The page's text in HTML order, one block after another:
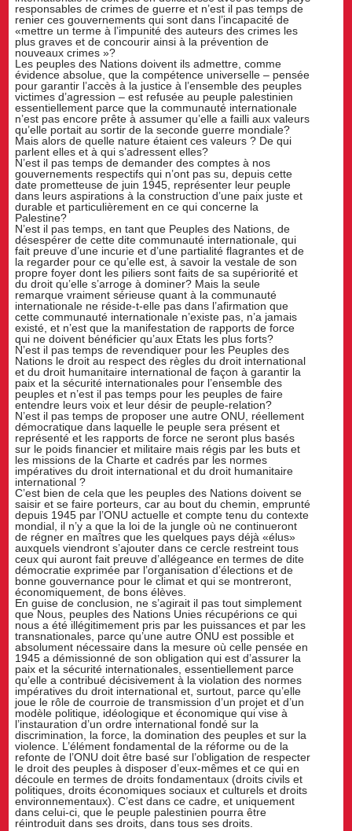
responsables de crimes de guerre et n’est il pas temps de
renier ces gouvernements qui sont dans l’incapacité de
«mettre un terme à l’impunité des auteurs des crimes les
plus graves et de concourir ainsi à la prévention de
nouveaux crimes »?
Les peuples des Nations doivent ils admettre, comme
évidence absolue, que la compétence universelle – pensée
pour garantir l’accès à la justice à l’ensemble des peuples
victimes d’agression – est refusée au peuple palestinien
essentiellement parce que la communauté internationale
n’est pas encore prête à assumer qu’elle a failli aux valeurs
qu’elle portait au sortir de la seconde guerre mondiale?
Mais alors de quelle nature étaient ces valeurs ? De qui
parlent elles et à qui s’adressent elles?
N’est il pas temps de demander des comptes à nos
gouvernements respectifs qui n’ont pas su, depuis cette
date prometteuse de juin 1945, représenter leur peuple
dans leurs aspirations à la construction d’une paix juste et
durable et particulièrement en ce qui concerne la
Palestine?
N’est il pas temps, en tant que Peuples des Nations, de
désespérer de cette dite communauté internationale, qui
fait preuve d’une incurie et d’une partialité flagrantes et de
la regarder pour ce qu’elle est, à savoir la vestale de son
propre foyer dont les piliers sont faits de sa supériorité et
du droit qu’elle s’arroge à dominer? Mais la seule
remarque vraiment sérieuse quant à la communauté
internationale ne réside-t-elle pas dans l’afirmation que
cette communauté internationale n’existe pas, n’a jamais
existé, et n’est que la manifestation de rapports de force
qui ne doivent bénéficier qu’aux Etats les plus forts?
N’est il pas temps de revendiquer pour les Peuples des
Nations le droit au respect des règles du droit international
et du droit humanitaire international de façon à garantir la
paix et la sécurité internationales pour l’ensemble des
peuples et n’est il pas temps pour les peuples de faire
entendre leurs voix et leur désir de peuple-relation?
N’est il pas temps de proposer une autre ONU, réellement
démocratique dans laquelle le peuple sera présent et
représenté et les rapports de force ne seront plus basés
sur le poids financier et militaire mais régis par les buts et
les missions de la Charte et cadrés par les normes
impératives du droit international et du droit humanitaire
international ?
C’est bien de cela que les peuples des Nations doivent se
saisir et se faire porteurs, car au bout du chemin, emprunté
depuis 1945 par l’ONU actuelle et compte tenu du contexte
mondial, il n’y a que la loi de la jungle où ne continueront
de régner en maîtres que les quelques pays déjà «élus»
auxquels viendront s’ajouter dans ce cercle restreint tous
ceux qui auront fait preuve d’allégeance en termes de dite
démocratie exprimée par l’organisation d’élections et de
bonne gouvernance pour le climat et qui se montreront,
économiquement, de bons élèves.
En guise de conclusion, ne s’agirait il pas tout simplement
que Nous, peuples des Nations Unies récupérions ce qui
nous a été illégitimement pris par les puissances et par les
transnationales, parce qu’une autre ONU est possible et
absolument nécessaire dans la mesure où celle pensée en
1945 a démissionné de son obligation qui est d’assurer la
paix et la sécurité internationales, essentiellement parce
qu’elle a contribué décisivement à la violation des normes
impératives du droit international et, surtout, parce qu’elle
joue le rôle de courroie de transmission d’un projet et d’un
modèle politique, idéologique et économique qui vise à
l’instauration d’un ordre international fondé sur la
discrimination, la force, la domination des peuples et sur la
violence. L’élément fondamental de la réforme ou de la
refonte de l’ONU doit être basé sur l’obligation de respecter
le droit des peuples à disposer d’eux-mêmes et ce qui en
découle en termes de droits fondamentaux (droits civils et
politiques, droits économiques sociaux et culturels et droits
environnementaux). C’est dans ce cadre, et uniquement
dans celui-ci, que le peuple palestinien pourra être
réintroduit dans ses droits, dans tous ses droits.